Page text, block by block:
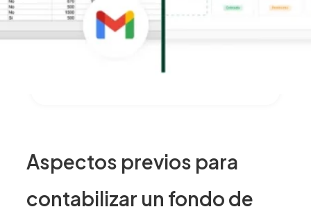
Aspectos previos para
contabilizar un fondo de